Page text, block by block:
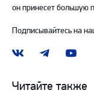
он принесет большую
Подписывайтесь на
Наша
ВКонтакте
Наш
в
Telegram
Наш
YouTube
Читайте также